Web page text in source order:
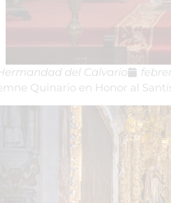
del Calvario
Quinario en Honor al